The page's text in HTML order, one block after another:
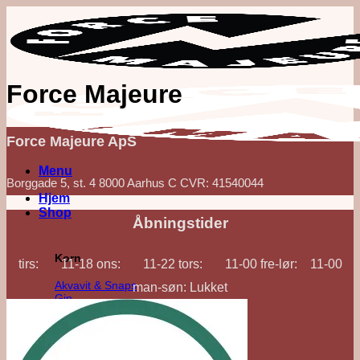
indhold
Menu
Hjem
Shop
Korn
Akvavit & Snaps
Gin
Vodka
Whisk(e)y
'Out of Category'
Force Majeure
Force Majeure ApS
Borggade 5, st. 4 8000 Aarhus C CVR: 41540044
Åbningstider
tirs: 11-18 ons: 11-22 tors: 11-00 fre-lør: 11-00
man-søn: Lukket